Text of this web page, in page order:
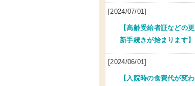
[2024/07/01]
【高齢受給者証などの更
新手続きが始まります】
[2024/06/01]
【入院時の食費代が変わ